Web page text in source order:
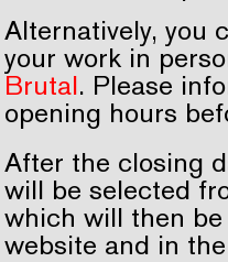
Alternatively, you
your work in
Brutal. Please
opening hours
After the closing
will be selected
which will then
website and in